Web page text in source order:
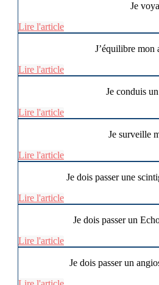
Je
Lire l'article
J’équilibre mon
Lire l'article
Je conduis
Lire l'article
Je surveille
Lire l'article
Je dois passer une
Lire l'article
Je dois passer un
Lire l'article
Je dois passer un